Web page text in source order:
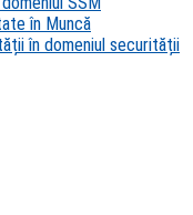
în Muncă
în domeniul securității